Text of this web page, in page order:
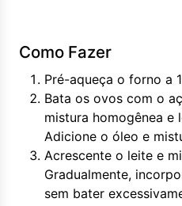
Como Fazer
Pré-aqueça o forno a
Bata os ovos com o
mistura homogênea e
Adicione o óleo e
Acrescente o leite e
Gradualmente,
sem bater